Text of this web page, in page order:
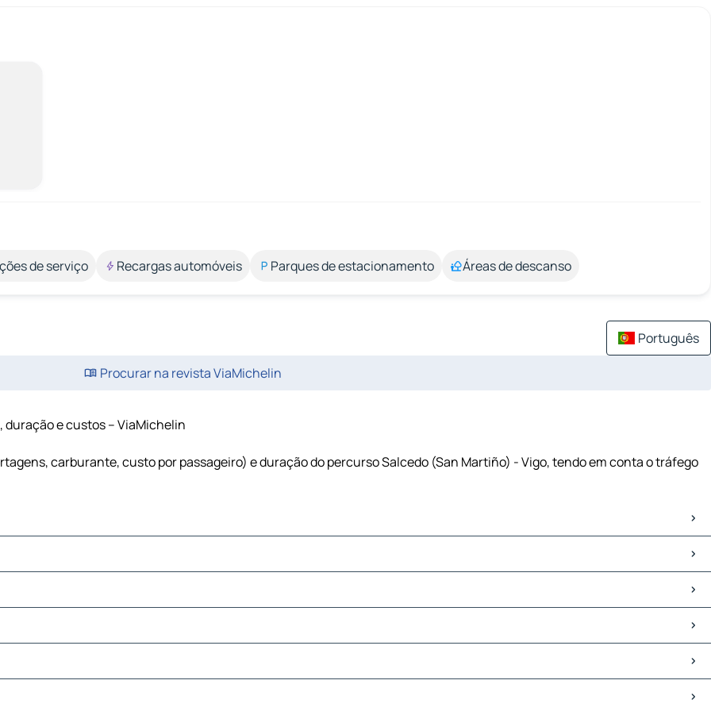
de serviço Recargas automóveis Parques de estacionamento Áreas de descanso
Português
Procurar na revista ViaMichelin
e custos – ViaMichelin
carburante, custo por passageiro) e duração do percurso Salcedo (San Martiño) - Vigo, tendo em conta o tráfego